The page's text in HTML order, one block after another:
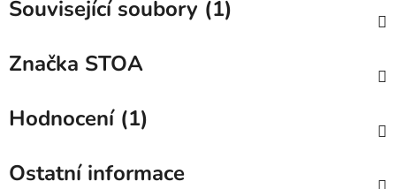
Související soubory (1)
Značka STOA
Hodnocení (1)
Ostatní informace